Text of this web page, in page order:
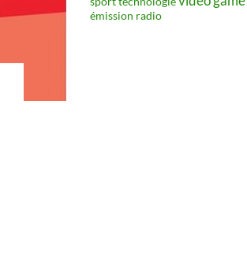
émission radio